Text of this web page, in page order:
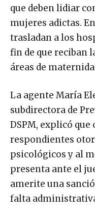
que deben lidiar
mujeres adictas.
trasladan a los
fin de que reciban
áreas de
La agente María
subdirectora de
DSPM, explicó
respondientes
psicológicos y al
presenta ante el
amerite una
falta